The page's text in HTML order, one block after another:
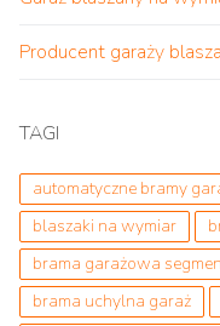
Producent garaży
TAGI
automatyczne bramy
blaszaki na wymiar
brama garażowa
brama uchylna garaż